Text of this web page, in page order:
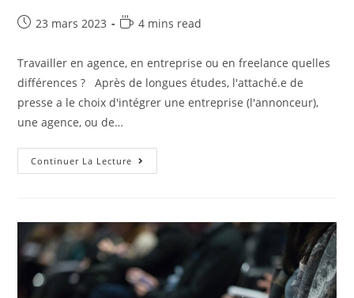
23 mars 2023 4 mins read
Travailler en agence, en entreprise ou en freelance quelles
différences ? Après de longues études, l'attaché.e de
presse a le choix d'intégrer une entreprise (l'annonceur),
une agence, ou de…
Continuer La Lecture